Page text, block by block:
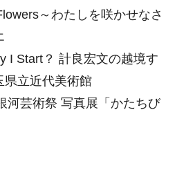
～わたしを咲かせなさ
Start？ 計良宏文の越境す
県立近代美術館
芸術祭 写真展「かたちび